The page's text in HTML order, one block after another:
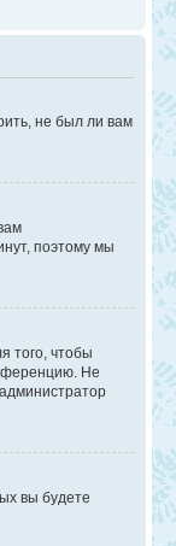
не был ли вам
поэтому мы
того, чтобы
Не
администратор
вы будете